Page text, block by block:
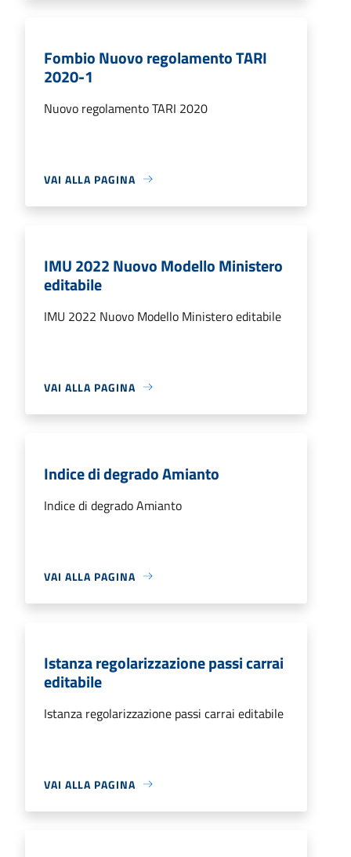
Fombio Nuovo regolamento TARI
2020-1
Nuovo regolamento TARI 2020
VAI ALLA PAGINA
IMU 2022 Nuovo Modello Ministero
editabile
IMU 2022 Nuovo Modello Ministero editabile
VAI ALLA PAGINA
Indice di degrado Amianto
Indice di degrado Amianto
VAI ALLA PAGINA
Istanza regolarizzazione passi carrai
editabile
Istanza regolarizzazione passi carrai editabile
VAI ALLA PAGINA